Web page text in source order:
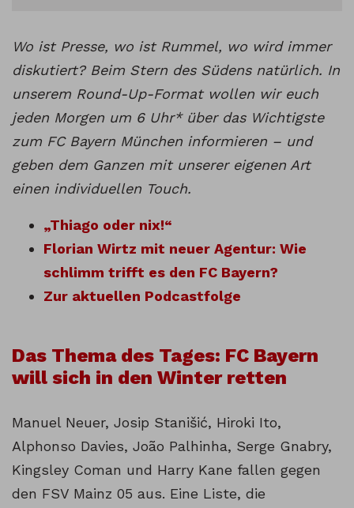
Wo ist Presse, wo ist Rummel, wo wird immer
diskutiert? Beim Stern des Südens natürlich. In
unserem Round-Up-Format wollen wir euch
jeden Morgen um 6 Uhr* über das Wichtigste
zum FC Bayern München informieren – und
geben dem Ganzen mit unserer eigenen Art
einen individuellen Touch.
„Thiago oder nix!“
Florian Wirtz mit neuer Agentur: Wie
schlimm trifft es den FC Bayern?
Zur aktuellen Podcastfolge
Das Thema des Tages: FC Bayern
will sich in den Winter retten
Manuel Neuer, Josip Stanišić, Hiroki Ito,
Alphonso Davies, João Palhinha, Serge Gnabry,
Kingsley Coman und Harry Kane fallen gegen
den FSV Mainz 05 aus. Eine Liste, die